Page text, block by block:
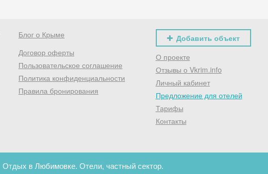
Блог о Крыме
Договор оферты
Пользовательское соглашение
Политика конфиденциальности
Правила бронирования
Добавить объект
О проекте
Отзывы о Vkrim.info
Личный кабинет
Предложение для отелей
Тарифы
Контакты
Отдых в Любимовке. Отели, частный сектор.